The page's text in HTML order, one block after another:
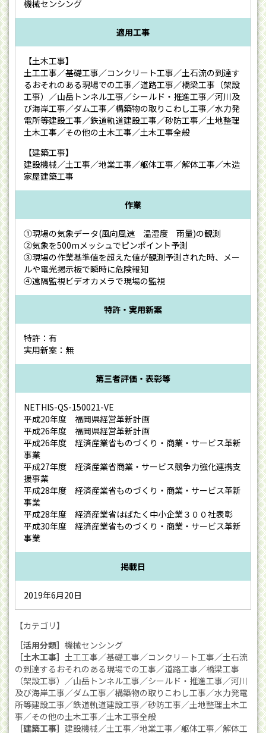
機械センシング
適用工事
【土木工事】
土工工事／基礎工事／コンクリート工事／土石流の到達す
るおそれのある現場での工事／道路工事／橋梁工事（架設
工事）／山岳トンネル工事／シールド・推進工事／河川及
び海岸工事／ダム工事／構築物の取りこわし工事／水力発
電所等建設工事／鉄道軌道建設工事／砂防工事／土地整理
土木工事／その他の土木工事／土木工事全般
【建築工事】
建設機械／土工事／地業工事／躯体工事／解体工事／木造
家屋建築工事
作業
①現場の気象データ(風向風速 温湿度 雨量)の観測
②気象を500mメッシュでピンポイント予測
③現場の作業基準値を超えた値が観測予測された時、メー
ルや電光掲示板で瞬時に危険報知
④遠隔監視ビデオカメラで現場の監視
特許・実用新案
特許：有
実用新案：無
第三者評価・表彰等
NETHIS-QS-150021-VE
平成20年度 福岡県経営革新計画
平成26年度 福岡県経営革新計画
平成26年度 経済産業省ものづくり・商業・サービス革新
事業
平成27年度 経済産業省商業・サービス競争力強化連携支
援事業
平成28年度 経済産業省ものづくり・商業・サービス革新
事業
平成28年度 経済産業省はばたく中小企業３００社表彰
平成30年度 経済産業省ものづくり・商業・サービス革新
事業
掲載日
2019年6月20日
【カテゴリ】
［活用分類］ 機械センシング
［土木工事］ 土工工事／基礎工事／コンクリート工事／土石流
の到達するおそれのある現場での工事／道路工事／橋梁工事
（架設工事）／山岳トンネル工事／シールド・推進工事／河川
及び海岸工事／ダム工事／構築物の取りこわし工事／水力発電
所等建設工事／鉄道軌道建設工事／砂防工事／土地整理土木工
事／その他の土木工事／土木工事全般
［建築工事］ 建設機械／土工事／地業工事／躯体工事／解体工